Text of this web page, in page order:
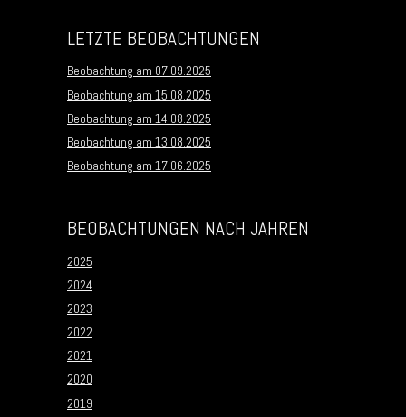
LETZTE BEOBACHTUNGEN
Beobachtung am 07.09.2025
Beobachtung am 15.08.2025
Beobachtung am 14.08.2025
Beobachtung am 13.08.2025
Beobachtung am 17.06.2025
BEOBACHTUNGEN NACH JAHREN
2025
2024
2023
2022
2021
2020
2019